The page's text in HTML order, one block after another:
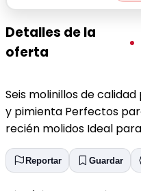
Detalles de la
oferta
Seis molinillos de
y pimienta Perfectos
recién molidos Ideal
Reportar Guardar